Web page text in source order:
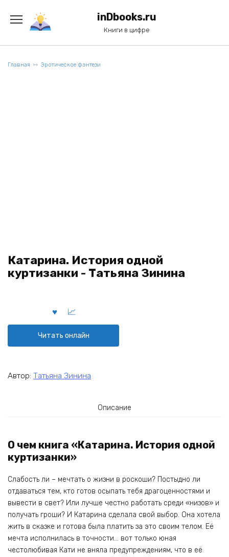
содержанию
inDbooks.ru
Книги в цифре
Главная Эротическое фэнтези
Катарина. История одной
куртизанки - Татьяна Зинина
Читать онлайн
Автор: Татьяна Зинина
Описание
О чем книга «Катарина. История одной
куртизанки»
Слабость ли – мечтать о жизни в роскоши? Постыдно ли
отдаваться тем, кто готов осыпать тебя драгоценностями и
вывести в свет? Или лучше честно работать среди «низов» и
получать гроши? И Катарина сделала свой выбор. Она хотела
жить в сказке и готова была платить за это своим телом. Её
мечта исполнилась в точности… вот только юная
честолюбивая Кати не вняла предупреждениям, что в её